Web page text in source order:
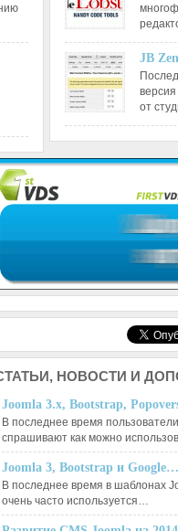
JB
от
НОВОСТИ И
Joomla 3.x, Bootstrap,
В последнее время
спрашивают как можно
Joomla 3, Bootstrap и Google…
В последнее время в шаблонах
очень часто используется…